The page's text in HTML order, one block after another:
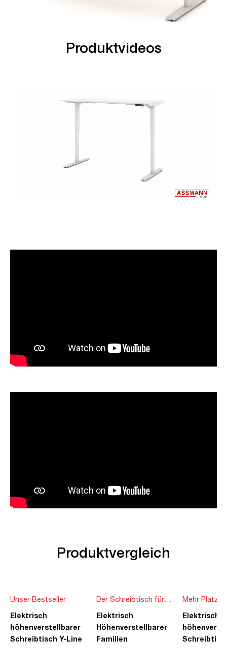
Produktvideos
Produktvergleich
Unser Bestseller
Elektrisch
höhenverstellbarer
Schreibtisch Y-Line
Der Schreibtisch für
die ganze Familie
Elektrisch
Höhenverstellbarer
Familien
Mehr Platz
Ideen
Elektrisch